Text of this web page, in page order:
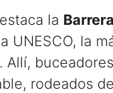
la
UNESCO, la
rodeados